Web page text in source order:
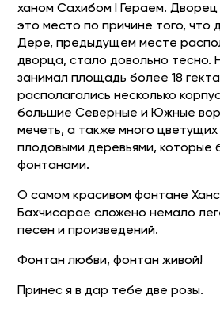
ханом Сахибом I Гераем.
это место по причине того, что
Дере, предыдущем месте
дворца, стало довольно тесно.
занимал площадь более 18
располагались несколько
большие Северные и Южные
мечеть, а также много цветущих
плодовыми деревьями, которые
фонтанами.
О самом красивом фонтане
Бахчисарае сложено немало
песен и произведений.
Фонтан любви, фонтан живой!
Принес я в дар тебе две розы.